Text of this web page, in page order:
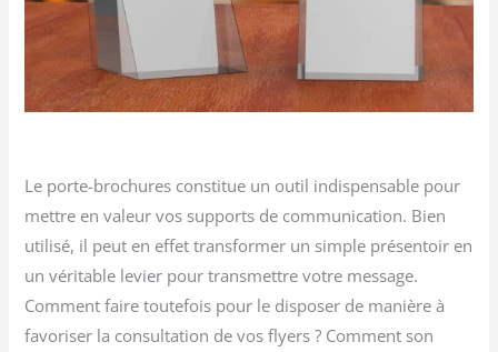
Le porte-brochures constitue un outil indispensable pour
mettre en valeur vos supports de communication. Bien
utilisé, il peut en effet transformer un simple présentoir en
un véritable levier pour transmettre votre message.
Comment faire toutefois pour le disposer de manière à
favoriser la consultation de vos flyers ? Comment son